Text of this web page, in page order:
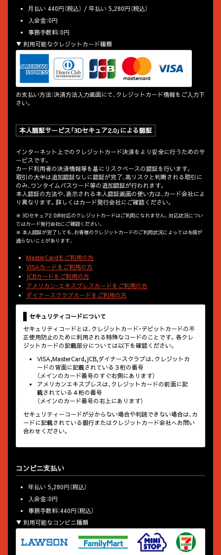
月払い 440円（税込） / 年払い 5,280円（税込）
入会金：0円
事務手数料：0円
利用可能なクレジットカード種類
お支払い方法：決済方法入力画面にて、クレジットカード情報をご入力下
さい。
本人認証サービス「3Dセキュア2.0」による認証
インターネット上でのクレジットカード決済をより安全に行うためのサ
ービスです。
カード利用者の決済情報等を基にリスクベースの認証を行います。
取引の大半は追加認証なしに認証が完了、高リスクと判断される取引に
のみ、ワンタイムパスワード等の追加認証が行われます。
本人認証の方法や、表示される本人認証画面の使い方は、カード会社によ
り異なります。詳しくはカード発行会社にご確認ください。
※ 3Dセキュア2.0非対応のクレジットカードはご利用になれません。対応状況につい
てはカード発行会社にご確認ください。
※ 本人認証が完了しても、お客様のクレジットカードのご利用状況によっては与信が
通らないことがあります。
MasterCardをご利用の方
VISAカードをご利用の方
JCBカードをご利用の方
アメリカン・エキスプレスカードをご利用の方
ダイナースクラブカードをご利用の方
セキュリティコードについて
セキュリティコードとは、クレジットカード・デビットカードの不
正使用防止のために利用される特殊なコードのことです。各クレ
ジットカードの記載部分については以下を確認ください。
VISA,MasterCard,JCB,ダイナースクラブは、クレジットカ
ードの背面に記載されている３桁の番号
（メインのカード番号のすぐ右側にあります）
アメリカンエキスプレスは、クレジットカードの前面に記
載されている４桁の番号
（メインのカード番号の右上にあります）
セキュリティーコードが分からない場合や判読できない場合は、カ
ードに記載されている銀行またはクレジットカード会社へお問い
合わせください。
コンビニ支払い
年払い 5,280円（税込）
入会金：0円
事務手数料：440円（税込）
利用可能なコンビニ種類